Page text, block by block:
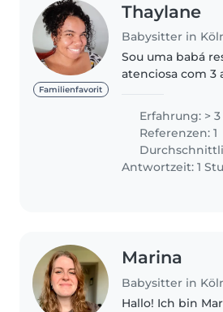
Familienfavorit
Thaylane
Babysitter in
Sou uma babá
atenciosa com 3
crianças de
desde bebês até
Tenho
como desenho,
Erfahrung: >
Referenzen: 1
Antwortzeit: 1
Marina
Babysitter in
Hallo! Ich bin